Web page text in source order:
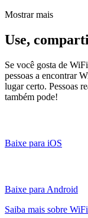
Mostrar mais
Use,
Se você gosta de
pessoas a encontrar
lugar certo. Pessoas
também pode!
Baixe para iOS
Baixe para Android
Saiba mais sobre